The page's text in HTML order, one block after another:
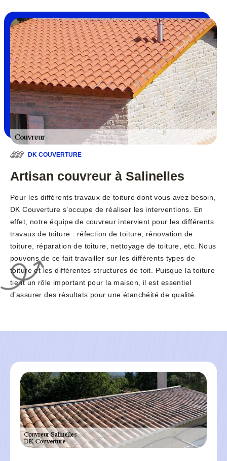
DK COUVERTURE
Artisan couvreur à Salinelles
Pour les différents travaux de toiture dont vous avez besoin,
DK Couverture s’occupe de réaliser les interventions. En
effet, notre équipe de couvreur intervient pour les différents
travaux de toiture : réfection de toiture, rénovation de
toiture, réparation de toiture, nettoyage de toiture, etc. Nous
pouvons de ce fait travailler sur les différents types de
toiture et les différentes structures de toit. Puisque la toiture
tient un rôle important pour la maison, il est essentiel
d’assurer des résultats pour une étanchéité de qualité.